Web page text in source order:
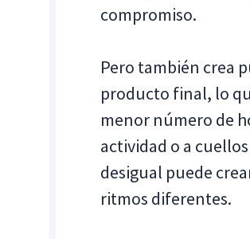
compromiso.
Pero también crea
producto final, lo
menor número de
actividad o a
desigual puede
ritmos diferentes.